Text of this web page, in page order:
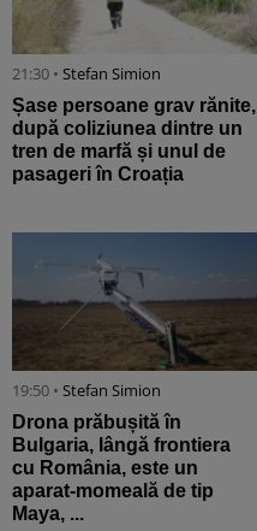
21:30 • Stefan Simion
Șase persoane grav rănite,
după coliziunea dintre un
tren de marfă și unul de
pasageri în Croația
19:50 • Stefan Simion
Drona prăbușită în
Bulgaria, lângă frontiera
cu România, este un
aparat-momeală de tip
Maya, ...